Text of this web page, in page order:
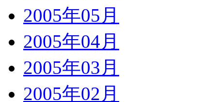
2005年05月
2005年04月
2005年03月
2005年02月